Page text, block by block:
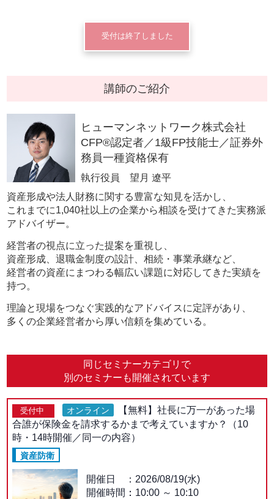
受付は終了しました
講師のご紹介
ヒューマンネットワーク株式会社
CFP®認定者／1級FP技能士／証券外
務員一種資格保有
執行役員 望月 遼平
資産形成や法人財務に関する豊富な知見を活かし、
これまでに1,040社以上の企業から相談を受けてきた実務派
アドバイザー。
経営者の視点に立った提案を重視し、
資産形成、退職金制度の設計、相続・事業承継など、
経営者の資産にまつわる幅広い課題に対応してきた実績を
持つ。
理論と現場をつなぐ実践的なアドバイスに定評があり、
多くの企業経営者から厚い信頼を集めている。
同じセミナーカテゴリで
別のセミナーも開催されています
受付中 オンライン
【無料】社長に万一があった場
合誰が保険金を請求するかまで考えていますか？（10
時・14時開催／同一の内容）
資産防衛
開催日
2026/08/19(水)
開催時間： 10:00～ 10:10